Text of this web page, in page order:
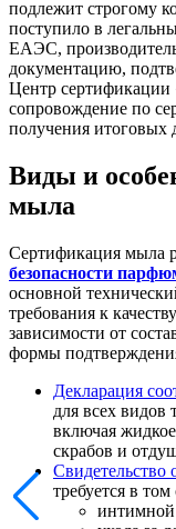
подлежит строгому
поступило в
ЕАЭС,
документацию,
Центр
сопровождение по
получения итоговых
Виды и
мыла
Сертификация мыла
безопасности
основной
требования к
зависимости от
формы
Декларация
для всех видов
включая
скрабов и
Свидетельство
требуется в